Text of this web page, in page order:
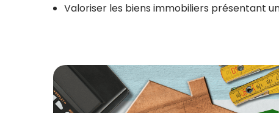
Valoriser les biens immobiliers présentant